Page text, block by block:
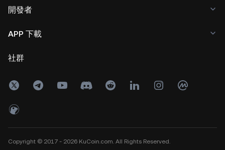
開發者
APP 下載
社群
Copyright © 2017 - 2026 KuCoin.com. All Rights Reserved.